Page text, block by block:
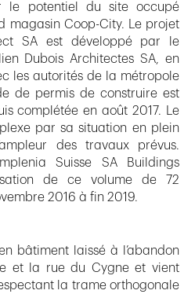
le potentiel du site occupé
magasin Coop-City. Le projet
SA est développé par le
Dubois Architectes SA, en
les autorités de la métropole
de permis de construire est
complétée en août 2017. Le
par sa situation en plein
des travaux prévus.
Suisse SA Buildings
de ce volume de 72
2016 à fin 2019.
bâtiment laissé à l’abandon
et la rue du Cygne et vient
la trame orthogonale